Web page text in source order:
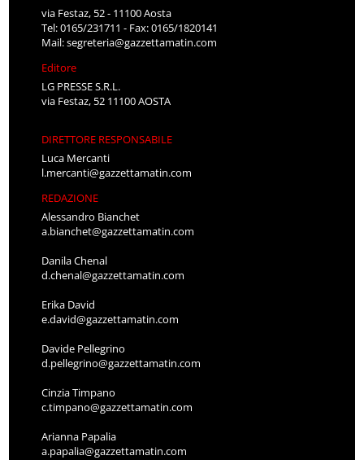
via Festaz, 52 - 11100 Aosta
Tel: 0165/231711 - Fax: 0165/1820141
Mail:segreteria@gazzettamatin.com
Editore
LG PRESSE S.R.L.
via Festaz, 52 11100 AOSTA
DIRETTORE RESPONSABILE
Luca Mercanti
l.mercanti@gazzettamatin.com
REDAZIONE
Alessandro Bianchet
a.bianchet@gazzettamatin.com
Danila Chenal
d.chenal@gazzettamatin.com
Erika David
e.david@gazzettamatin.com
Davide Pellegrino
d.pellegrino@gazzettamatin.com
Cinzia Timpano
c.timpano@gazzettamatin.com
Arianna Papalia
a.papalia@gazzettamatin.com